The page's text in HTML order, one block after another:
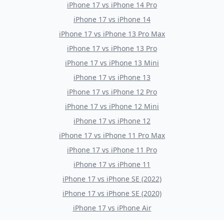
iPhone 17 vs iPhone 14 Pro
iPhone 17 vs iPhone 14
iPhone 17 vs iPhone 13 Pro Max
iPhone 17 vs iPhone 13 Pro
iPhone 17 vs iPhone 13 Mini
iPhone 17 vs iPhone 13
iPhone 17 vs iPhone 12 Pro
iPhone 17 vs iPhone 12 Mini
iPhone 17 vs iPhone 12
iPhone 17 vs iPhone 11 Pro Max
iPhone 17 vs iPhone 11 Pro
iPhone 17 vs iPhone 11
iPhone 17 vs iPhone SE (2022)
iPhone 17 vs iPhone SE (2020)
iPhone 17vs iPhone Air